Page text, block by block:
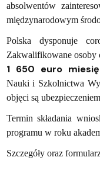
absolwentów
międzynarodowym
Polska dysponuje
Zakwalifikowane osoby
1 650 euro
Nauki i Szkolnictwa
objęci są
Termin składania
programu w roku
Szczegóły oraz